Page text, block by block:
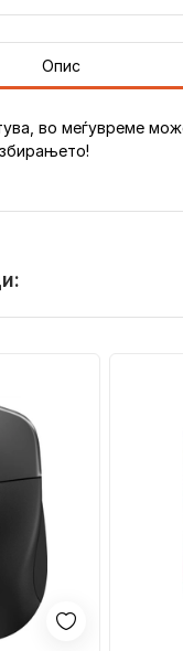
Опис
во меѓувреме